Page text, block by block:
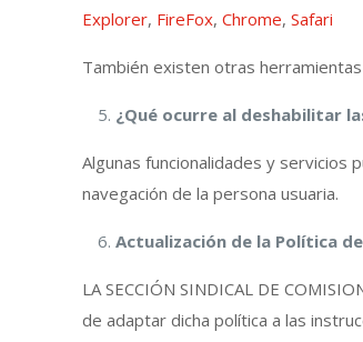
Explorer, FireFox,Chrome,Safari
También existen otras
¿Qué ocurre al deshabilitar
Algunas funcionalidades y
navegación de la persona usuaria.
Actualización de la Política
LA SECCIÓN SINDICAL DE
de adaptar dicha política a las